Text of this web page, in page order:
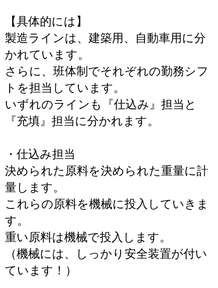
【具体的には】
製造ラインは、建築用、自動車用に分
かれています。
さらに、班体制でそれぞれの勤務シフ
トを担当しています。
いずれのラインも『仕込み』担当と
『充填』担当に分かれます。
・仕込み担当
決められた原料を決められた重量に計
量します。
これらの原料を機械に投入していきま
す。
重い原料は機械で投入します。
（機械には、しっかり安全装置が付い
ています！）